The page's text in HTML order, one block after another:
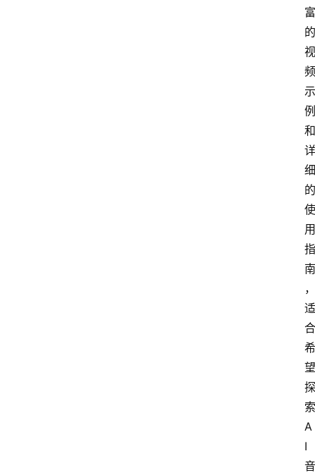
富
的
视
频
示
例
和
详
细
的
使
用
指
南
，
适
合
希
望
探
索
A
I
音